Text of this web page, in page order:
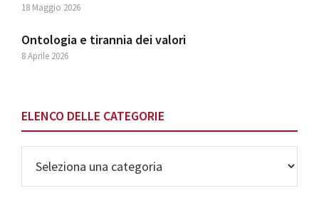
18 Maggio 2026
Ontologia e tirannia dei valori
8 Aprile 2026
ELENCO DELLE CATEGORIE
delle
Categorie